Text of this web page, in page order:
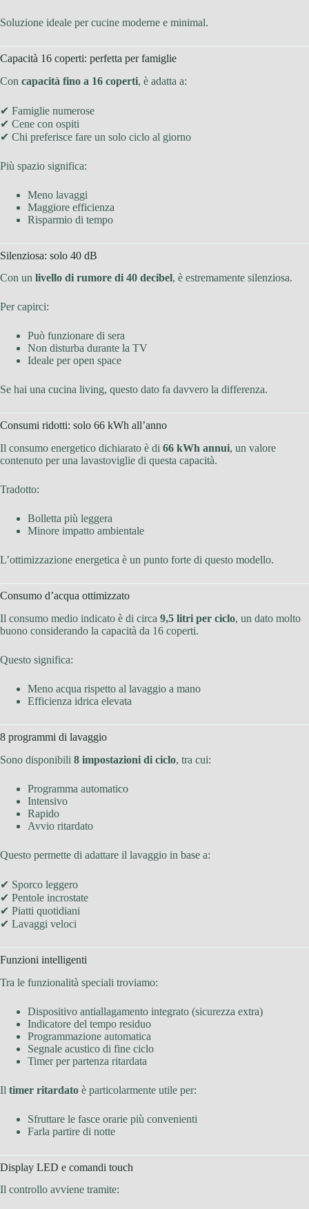
Soluzione ideale per cucine moderne e minimal.
Capacità 16 coperti: perfetta per famiglie
Con capacità fino a 16 coperti, è adatta a:
✔ Famiglie numerose
✔ Cene con ospiti
✔ Chi preferisce fare un solo ciclo al giorno
Più spazio significa:
Meno lavaggi
Maggiore efficienza
Risparmio di tempo
Silenziosa: solo 40 dB
Con un livello di rumore di 40 decibel, è estremamente silenziosa.
Per capirci:
Può funzionare di sera
Non disturba durante la TV
Ideale per open space
Se hai una cucina living, questo dato fa davvero la differenza.
Consumi ridotti: solo 66 kWh all’anno
Il consumo energetico dichiarato è di 66 kWh annui, un valore
contenuto per una lavastoviglie di questa capacità.
Tradotto:
Bolletta più leggera
Minore impatto ambientale
L’ottimizzazione energetica è un punto forte di questo modello.
Consumo d’acqua ottimizzato
Il consumo medio indicato è di circa 9,5 litri per ciclo, un dato molto
buono considerando la capacità da 16 coperti.
Questo significa:
Meno acqua rispetto al lavaggio a mano
Efficienza idrica elevata
8 programmi di lavaggio
Sono disponibili 8 impostazioni di ciclo, tra cui:
Programma automatico
Intensivo
Rapido
Avvio ritardato
Questo permette di adattare il lavaggio in base a:
✔ Sporco leggero
✔ Pentole incrostate
✔ Piatti quotidiani
✔ Lavaggi veloci
Funzioni intelligenti
Tra le funzionalità speciali troviamo:
Dispositivo antiallagamento integrato (sicurezza extra)
Indicatore del tempo residuo
Programmazione automatica
Segnale acustico di fine ciclo
Timer per partenza ritardata
Il timer ritardato è particolarmente utile per:
Sfruttare le fasce orarie più convenienti
Farla partire di notte
Display LED e comandi touch
Il controllo avviene tramite: